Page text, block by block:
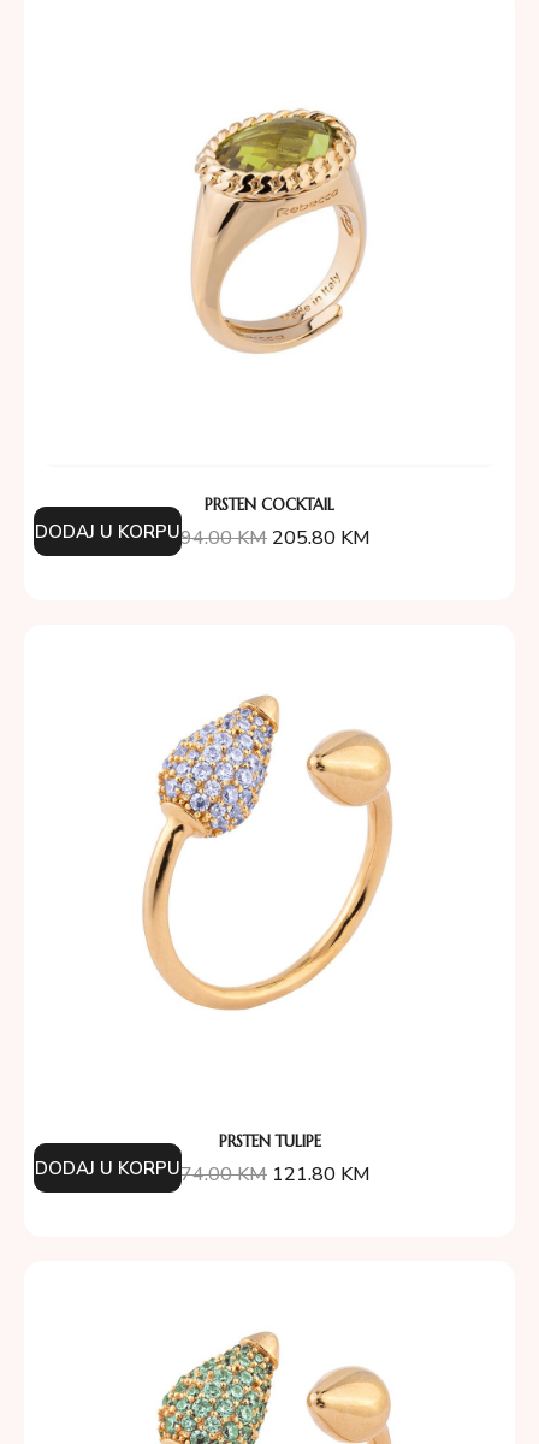
PRSTEN COCKTAIL
294.00KM 205.80 KM
DODAJ U KORPU
PRSTEN TULIPE
174.00KM 121.80 KM
DODAJ U KORPU